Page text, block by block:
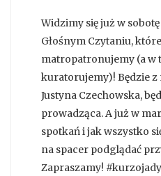
Widzimy się już w
Głośnym Czytaniu,
matropatronujemy (a w
kuratorujemy)! Będzie z
Justyna Czechowska,
prowadząca. A już w
spotkań i jak wszystko
na spacer podglądać
Zapraszamy!